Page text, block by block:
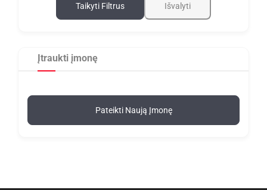
Taikyti Filtrus Išvalyti
Įtraukti įmonę
Pateikti Naują Įmonę